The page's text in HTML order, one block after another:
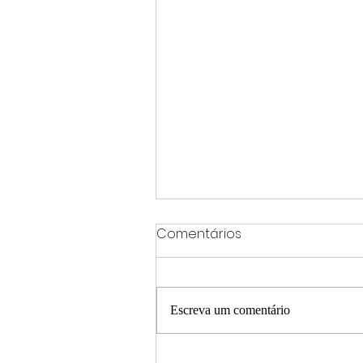
Comentários
Escreva um comentário